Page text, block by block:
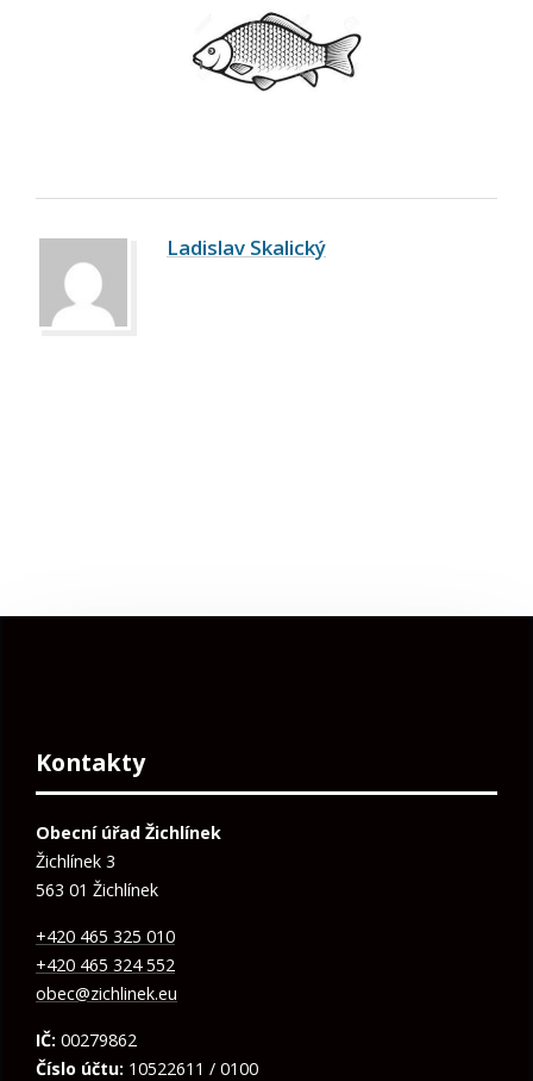
Ladislav Skalický
Kontakty
Obecní úřad Žichlínek
Žichlínek 3
563 01 Žichlínek
+420 465 325 010
+420 465 324 552
obec@zichlinek.eu
IČ: 00279862
Číslo účtu: 10522611 / 0100